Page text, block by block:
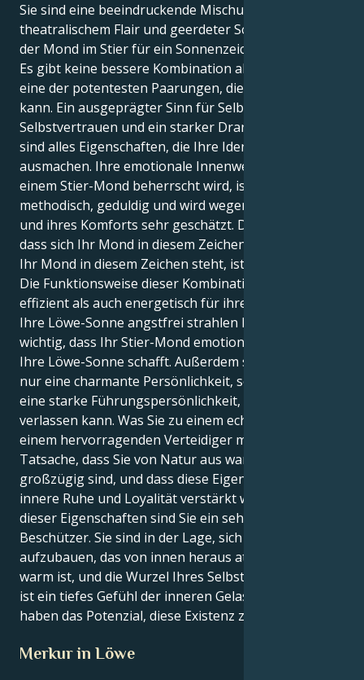
Sie sind eine beeindruckende Mischung aus
theatralischem Flair und geerdeter Solidität, wenn
der Mond im Stier für ein Sonnenzeichen Löwe steht.
Es gibt keine bessere Kombination als diese. Ihr seid
eine der potentesten Paarungen, die man finden
kann. Ein ausgeprägter Sinn für Selbstdarstellung,
Selbstvertrauen und ein starker Drang, zu glänzen,
sind alles Eigenschaften, die Ihre Identität als Löwe
ausmachen. Ihre emotionale Innenwelt, die von
einem Stier-Mond beherrscht wird, ist jedoch
methodisch, geduldig und wird wegen ihrer Stabilität
und ihres Komforts sehr geschätzt. Das liegt daran,
dass sich Ihr Mond in diesem Zeichen befindet. Weil
Ihr Mond in diesem Zeichen steht, ist dies geschehen.
Die Funktionsweise dieser Kombination ist sowohl
effizient als auch energetisch für ihren Zweck. Damit
Ihre Löwe-Sonne angstfrei strahlen kann, ist es
wichtig, dass Ihr Stier-Mond emotionale Stabilität für
Ihre Löwe-Sonne schafft. Außerdem sind Sie nicht
nur eine charmante Persönlichkeit, sondern auch
eine starke Führungspersönlichkeit, auf die man sich
verlassen kann. Was Sie zu einem echten Freund und
einem hervorragenden Verteidiger macht, ist die
Tatsache, dass Sie von Natur aus warmherzig und
großzügig sind, und dass diese Eigenschaften durch
innere Ruhe und Loyalität verstärkt werden. Infolge
dieser Eigenschaften sind Sie ein sehr effektiver
Beschützer. Sie sind in der Lage, sich ein Leben
aufzubauen, das von innen heraus attraktiv und
warm ist, und die Wurzel Ihres Selbstbewusstseins
ist ein tiefes Gefühl der inneren Gelassenheit. Sie
haben das Potenzial, diese Existenz zu erschaffen.
Merkur in Löwe